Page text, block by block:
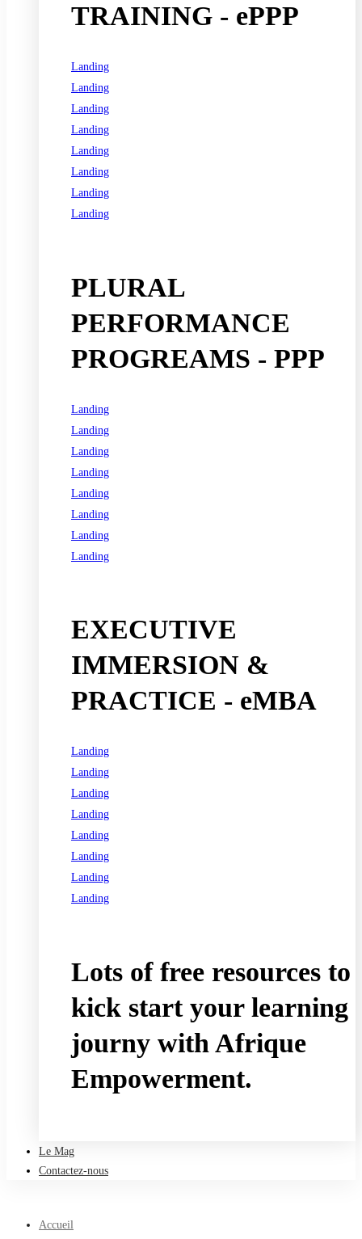
TRAINING - ePPP
Landing
Landing
Landing
Landing
Landing
Landing
Landing
Landing
PLURAL
PERFORMANCE
PROGREAMS - PPP
Landing
Landing
Landing
Landing
Landing
Landing
Landing
Landing
EXECUTIVE
IMMERSION &
PRACTICE - eMBA
Landing
Landing
Landing
Landing
Landing
Landing
Landing
Landing
Lots of free resources to
kick start your learning
journy with Afrique
Empowerment.
Le Mag
Contactez-nous
Accueil